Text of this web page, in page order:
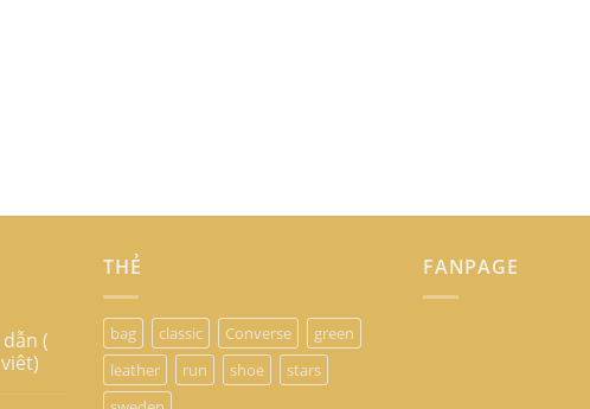
(
THẺ
bag classic Converse
green
leather
run shoe
stars
FANPAGE